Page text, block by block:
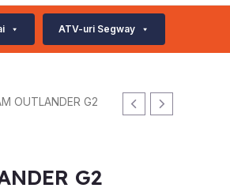
ATV-uri Segway
OUTLANDER G2
G2